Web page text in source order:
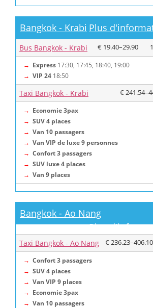
Bangkok - Krabi Plus
Bus Bangkok - Krabi € 19.40–29.90
→ Express 17:30, 17:45, 18:40, 19:00
→ VIP 24 18:50
Taxi Bangkok - Krabi €
→ Economie 3pax
→ SUV 4 places
→ Van 10 passagers
→ Van VIP de luxe 9 personnes
→ Confort 3 passagers
→ SUV luxe 4 places
→ Van 9 places
Bangkok - Ao Nang
Plus
Taxi Bangkok - Ao Nang € 236.23–406.10
→ Confort 3 passagers
→ SUV 4 places
→ Van VIP 9 places
→ Economie 3pax
→ Van 10 passagers